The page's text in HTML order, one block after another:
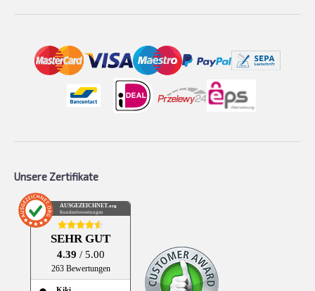
Unsere Zertifikate
AUSGEZEICHNET.org
Kundenbewertungen
SEHR GUT
4.39 / 5.00
263 Bewertungen